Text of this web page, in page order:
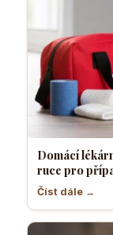
Domácí
ruce pro
Číst dále →